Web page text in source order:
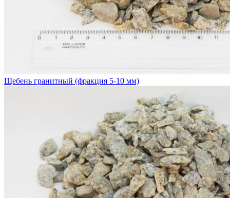
Щебень гранитный (фракция 5-10 мм)